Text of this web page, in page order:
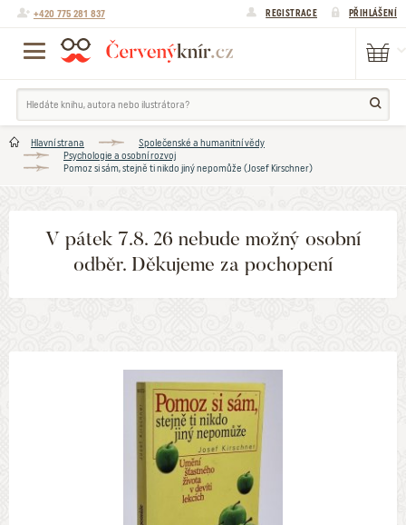
+420 775 281 837 REGISTRACE PŘIHLÁŠENÍ
Hlavní strana
Společenské a humanitní vědy
Psychologie a osobní rozvoj
Pomoz si sám, stejně ti nikdo jiný nepomůže (Josef Kirschner)
V pátek 7.8. 26 nebude možný osobní
odběr. Děkujeme za pochopení